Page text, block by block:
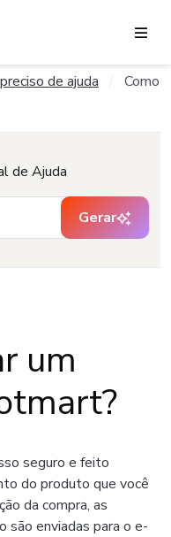
de ajuda
Como
de Ajuda
Gerar
um
seguro e feito
do produto que você
da compra, as
são enviadas para o e-